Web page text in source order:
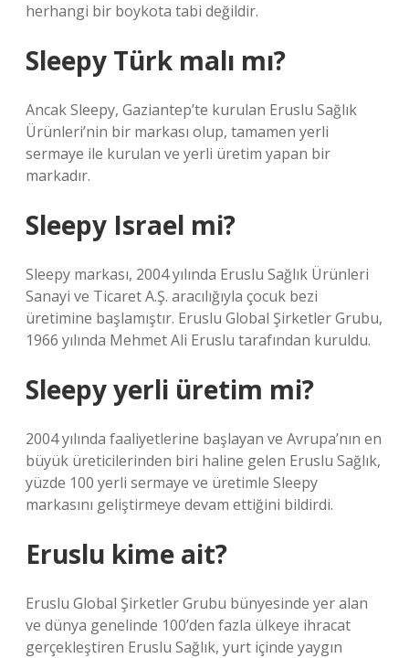
herhangi bir boykota tabi değildir.
Sleepy Türk malı mı?
Ancak Sleepy, Gaziantep’te kurulan Eruslu Sağlık
Ürünleri’nin bir markası olup, tamamen yerli
sermaye ile kurulan ve yerli üretim yapan bir
markadır.
Sleepy Israel mi?
Sleepy markası, 2004 yılında Eruslu Sağlık Ürünleri
Sanayi ve Ticaret A.Ş. aracılığıyla çocuk bezi
üretimine başlamıştır. Eruslu Global Şirketler Grubu,
1966 yılında Mehmet Ali Eruslu tarafından kuruldu.
Sleepy yerli üretim mi?
2004 yılında faaliyetlerine başlayan ve Avrupa’nın en
büyük üreticilerinden biri haline gelen Eruslu Sağlık,
yüzde 100 yerli sermaye ve üretimle Sleepy
markasını geliştirmeye devam ettiğini bildirdi.
Eruslu kime ait?
Eruslu Global Şirketler Grubu bünyesinde yer alan
ve dünya genelinde 100’den fazla ülkeye ihracat
gerçekleştiren Eruslu Sağlık, yurt içinde yaygın